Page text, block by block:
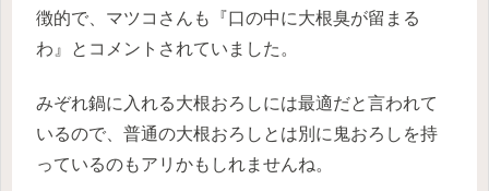
徴的で、マツコさんも『口の中に大根臭が留まる
わ』とコメントされていました。
みぞれ鍋に入れる大根おろしには最適だと言われて
いるので、普通の大根おろしとは別に鬼おろしを持
っているのもアリかもしれませんね。